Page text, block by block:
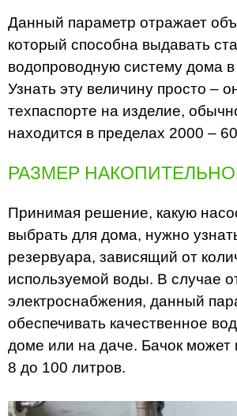
Данный параметр отражает
который способна выдавать
водопроводную систему дома в
Узнать эту величину просто –
техпаспорте на изделие,
находится в пределах 2000 –
РАЗМЕР
Принимая решение, какую
выбрать для дома, нужно
резервуара, зависящий от
используемой воды. В случае
электроснабжения, данный
обеспечивать качественное
доме или на даче. Бачок может
8 до 100 литров.